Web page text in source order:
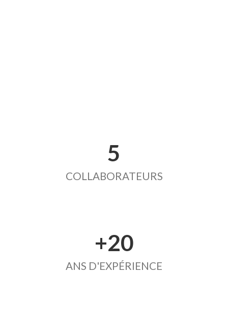
5
COLLABORATEURS
+20
ANS D'EXPÉRIENCE